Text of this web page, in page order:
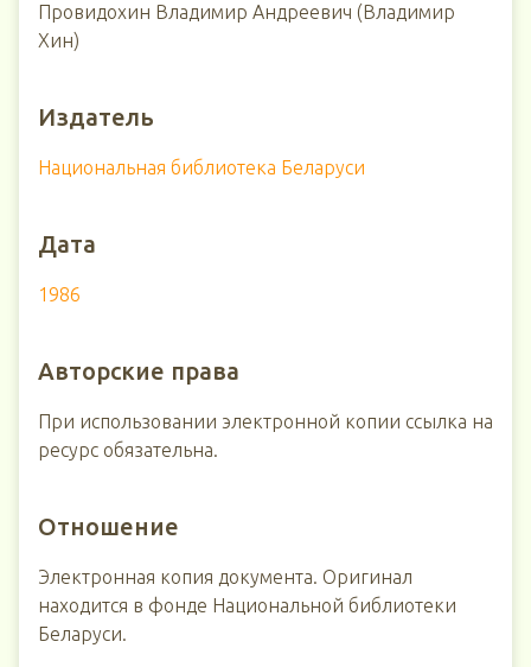
Провидохин Владимир Андреевич (Владимир
Хин)
Издатель
Национальная библиотека Беларуси
Дата
1986
Авторские права
При использовании электронной копии ссылка на
ресурс обязательна.
Отношение
Электронная копия документа. Оригинал
находится в фонде Национальной библиотеки
Беларуси.